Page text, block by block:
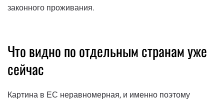
законного проживания.
Что видно по отдельным странам уже
сейчас
Картина в ЕС неравномерная, и именно поэтому